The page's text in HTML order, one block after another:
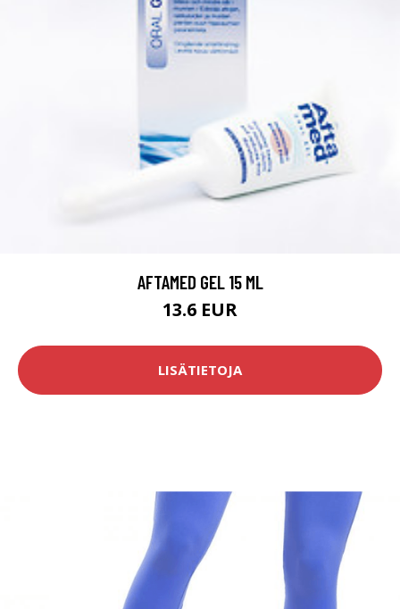
AFTAMED GEL 15 ML
13.6 EUR
LISÄTIETOJA